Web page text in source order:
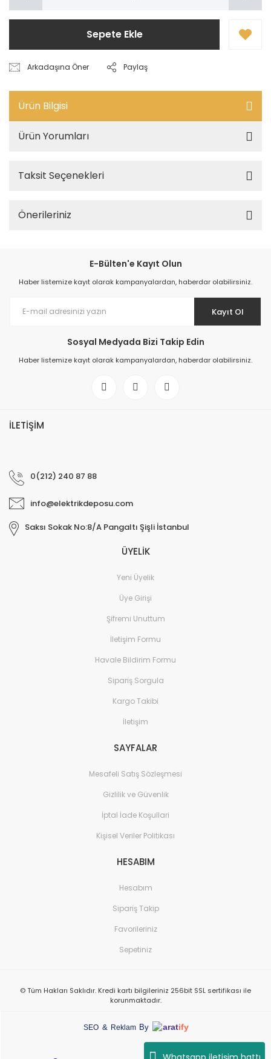
Sepete Ekle
Arkadaşına Öner Paylaş
Ürün Bilgisi
Ürün Yorumları
Taksit Seçenekleri
Önerileriniz
E-Bülten'e Kayıt Olun
Haber listemize kayıt olarak kampanyalardan, haberdar olabilirsiniz.
Kayıt Ol
Sosyal Medyada Bizi Takip Edin
Haber listemize kayıt olarak kampanyalardan, haberdar olabilirsiniz.
İLETİŞİM
0(212) 240 87 88
info@elektrikdeposu.com
Saksı Sokak No:8/A Pangaltı Şişli İstanbul
ÜYELİK
Yeni Üyelik
Üye Girişi
Şifremi Unuttum
İletişim Formu
Havale Bildirim Formu
Sipariş Sorgula
Kargo Takibi
İletişim
SAYFALAR
Mesafeli Satış Sözleşmesi
Gizlilik ve Güvenlik
İptal İade Koşullari
Kişisel Veriler Politikası
HESABIM
Hesabım
Sipariş Takip
Favorileriniz
Sepetiniz
© Tüm Hakları Saklıdır. Kredi kartı bilgileriniz 256bit SSL sertifikası ile
korunmaktadır.
SEO & Reklam By aratify